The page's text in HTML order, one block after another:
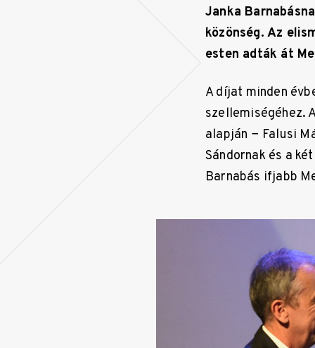
Janka
közönség. Az
esten adták át
A díjat minden
szellemiségéhez.
alapján − Falusi
Sándornak és a
Barnabás ifjabb